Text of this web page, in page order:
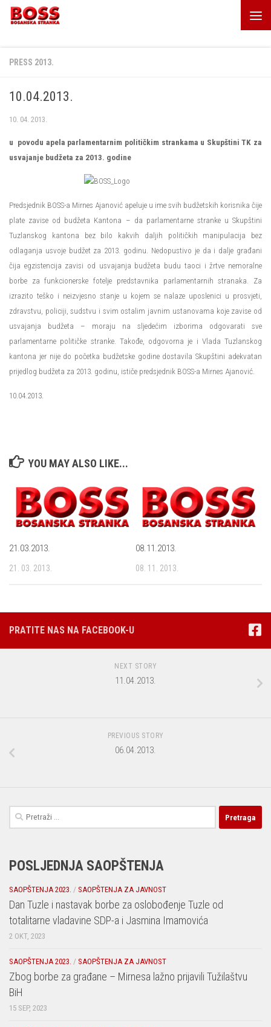
Skip to content
PRESS 2013.
10.04.2013.
10. 04. 2013.
u povodu apela parlamentarnim političkim strankama u Skupštini TK za
usvajanje budžeta za 2013. godine
Predsjednik BOSS-a Mirnes Ajanović apeluje u ime svih budžetskih korisnika čije
plate zavise od budžeta Kantona – da parlamentarne stranke u Skupštini
Tuzlanskog kantona bez bilo kakvih daljih političkih manipulacija bez
odlaganja usvoje budžet za 2013. godinu. Nedopustivo je da i dalje građani
čija egzistencija zavisi od usvajanja budžeta budu taoci i žrtve nemoralne
borbe za funkcionerske fotelje predstavnika parlamentarnih stranaka. Za
izrazito teško i neizvjesno stanje u kojem se nalaze uposlenici u prosvjeti,
zdravstvu, policiji, sudstvu i svim ostalim javnim ustanovama koje zavise od
usvajanja budžeta – moraju na sljedećim izborima odgovarati sve
parlamentarne političke stranke. Takođe, odgovorna je i Vlada Tuzlanskog
kantona jer nije do početka budžetske godine dostavila Skupštini adekvatan
prijedlog budžeta za 2013. godinu, ističe predsjednik BOSS-a Mirnes Ajanović.
10.04.2013.
YOU MAY ALSO LIKE...
21.03.2013.
21. 03. 2013.
08.11.2013.
08. 11. 2013.
PRATITE NAS NA FACEBOOK-U
NEXT STORY
11.04.2013.
PREVIOUS STORY
06.04.2013.
Pretraga:
POSLJEDNJA SAOPŠTENJA
SAOPŠTENJA 2023. / SAOPŠTENJA ZA JAVNOST
Dan Tuzle i nastavak borbe za oslobođenje Tuzle od
totalitarne vladavine SDP-a i Jasmina Imamovića
2 OKT, 2023
SAOPŠTENJA 2023. / SAOPŠTENJA ZA JAVNOST
Zbog borbe za građane – Mirnesa lažno prijavili Tužilaštvu
BiH
15 SEP, 2023